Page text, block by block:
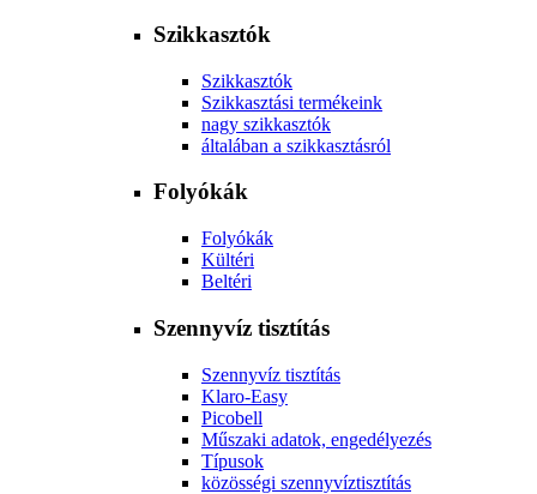
Szikkasztók
Szikkasztók
Szikkasztási termékeink
nagy szikkasztók
általában a szikkasztásról
Folyókák
Folyókák
Kültéri
Beltéri
Szennyvíz tisztítás
Szennyvíz tisztítás
Klaro-Easy
Picobell
Műszaki adatok, engedélyezés
Típusok
közösségi szennyvíztisztítás